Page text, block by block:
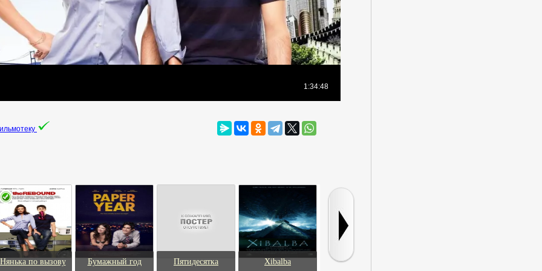
Нянька по вызову Бумажный год Пятидесятка Xibalba Драконья гора